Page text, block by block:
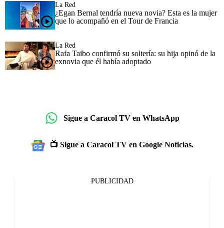
La Red
¿Egan Bernal tendría nueva novia? Esta es la mujer
que lo acompañó en el Tour de Francia
La Red
Rafa Taibo confirmó su soltería: su hija opinó de la
exnovia que él había adoptado
Sigue a Caracol TV en WhatsApp
📺 Sigue a Caracol TV en Google Noticias.
PUBLICIDAD